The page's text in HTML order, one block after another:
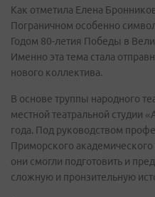
Как отметила Елена
Пограничном особенно
Годом 80-летия Победы в
Именно эта тема стала
нового коллектива.
В основе труппы народного
местной театральной студии
года. Под руководством
Приморского
они смогли подготовить и
сложную и пронзительную